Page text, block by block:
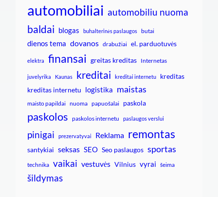
automobiliai automobiliu nuoma
baldai blogas buhalterinės paslaugos butai
dienos tema dovanos drabužiai el. parduotuvės
elektra finansai greitas kreditas Internetas
juvelyrika Kaunas kreditai kreditai internetu
kreditas
kreditas internetu logistika maistas
maisto papildai nuoma papuošalai paskola
paskolos paskolos internetu paslaugos verslui
pinigai prezervatyvai Reklama remontas
santykiai seksas SEO Seo paslaugos sportas
technika vaikai vestuvės Vilnius vyrai šeima
šildymas